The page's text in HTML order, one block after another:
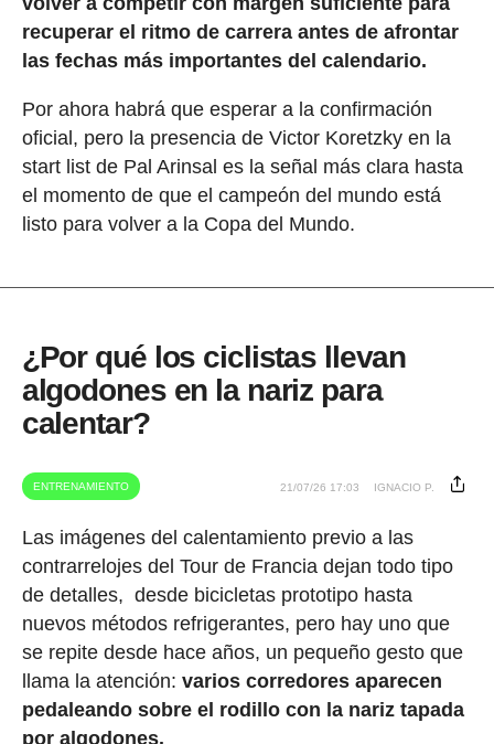
recuperar el ritmo de carrera antes de afrontar
las fechas más importantes del calendario.
Por ahora habrá que esperar a la confirmación
oficial, pero la presencia de Victor Koretzky en la
start list de Pal Arinsal es la señal más clara hasta
el momento de que el campeón del mundo está
listo para volver a la Copa del Mundo.
¿Por qué los ciclistas llevan
algodones en la nariz para
calentar?
ENTRENAMIENTO 21/07/26 17:03 IGNACIO P.
Las imágenes del calentamiento previo a las
contrarrelojes del Tour de Francia dejan todo tipo
de detalles, desde bicicletas prototipo hasta
nuevos métodos refrigerantes, pero hay uno que
se repite desde hace años, un pequeño gesto que
llama la atención: varios corredores aparecen
pedaleando sobre el rodillo con la nariz tapada
por algodones.